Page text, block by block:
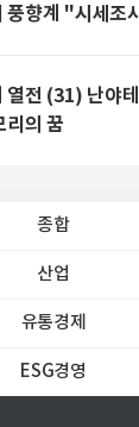
풍향계 "시세조
열전 (31) 난야
리의 꿈
종합
산업
유통경제
ESG경영